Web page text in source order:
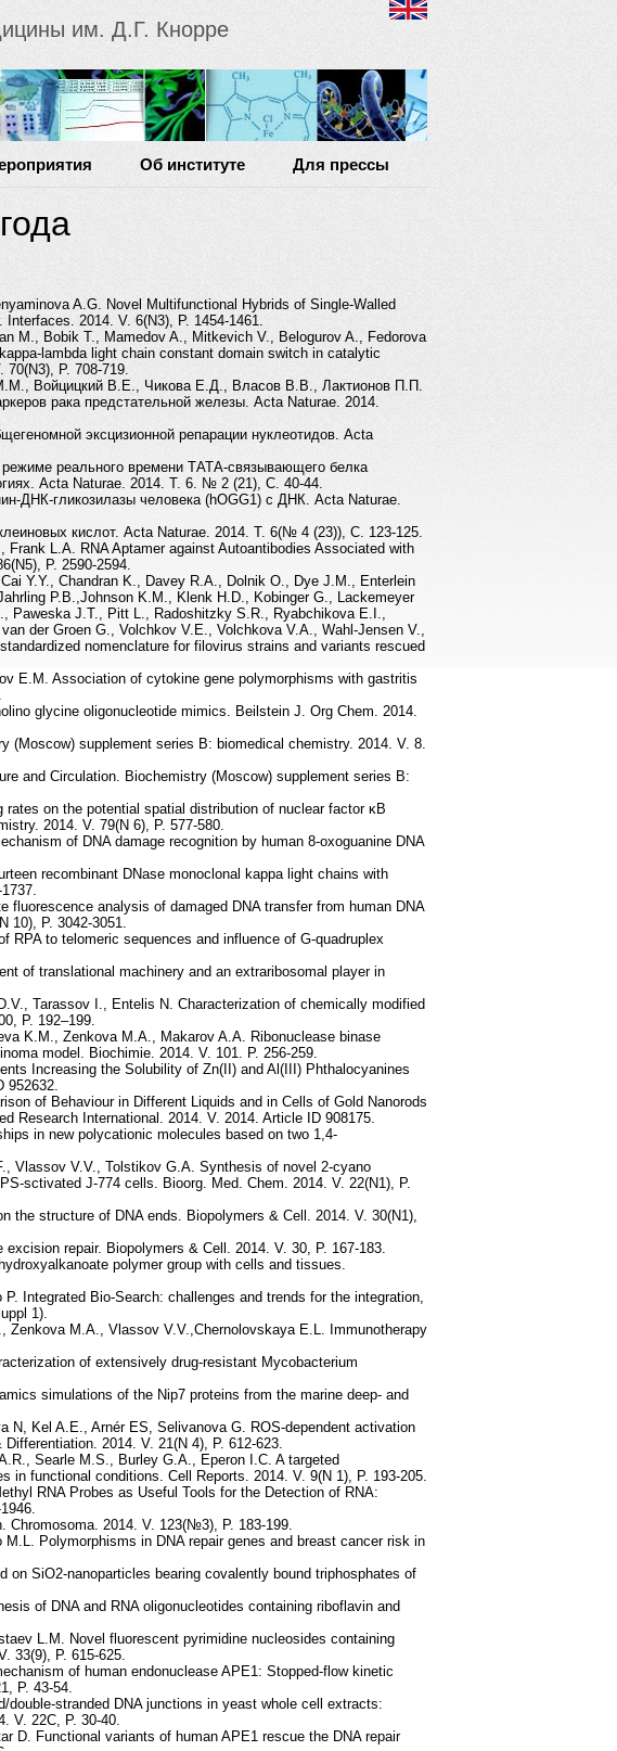
им. Д.Г. Кнорре
Об институте Для прессы
A.G. Novel Multifunctional Hybrids of Single-Walled
2014. V. 6(N3), P. 1454-1461.
M., Bobik T., Mamedov A., Mitkevich V., Belogurov A., Fedorova
lambda light chain constant domain switch in catalytic
P. 708-719.
Войцицкий В.Е., Чикова Е.Д., Власов В.В., Лактионов П.П.
рака предстательной железы. Acta Naturae. 2014.
эксцизионной репарации нуклеотидов. Acta
реального времени ТАТА-связывающего белка
Acta Naturae. 2014. Т. 6. № 2 (21), С. 40-44.
ДНК-гликозилазы человека (hOGG1) с ДНК. Acta Naturae.
кислот. Acta Naturae. 2014. T. 6(№ 4 (23)), C. 123-125.
L.A. RNA Aptamer against Autoantibodies Associated with
P. 2590-2594.
Y.Y., Chandran K., Davey R.A., Dolnik O., Dye J.M., Enterlein
P.B.,Johnson K.M., Klenk H.D., Kobinger G., Lackemeyer
Paweska J.T., Pitt L., Radoshitzky S.R., Ryabchikova E.I.,
der Groen G., Volchkov V.E., Volchkova V.A., Wahl-Jensen V.,
nomenclature for filovirus strains and variants rescued
E.M. Association of cytokine gene polymorphisms with gastritis
glycine oligonucleotide mimics. Beilstein J. Org Chem. 2014.
(Moscow) supplement series B: biomedical chemistry. 2014. V. 8.
and Circulation. Biochemistry (Moscow) supplement series B:
on the potential spatial distribution of nuclear factor κB
2014. V. 79(N 6), P. 577-580.
of DNA damage recognition by human 8-oxoguanine DNA
recombinant DNase monoclonal kappa light chains with
analysis of damaged DNA transfer from human DNA
10), P. 3042-3051.
to telomeric sequences and influence of G-quadruplex
of translational machinery and an extraribosomal player in
Tarassov I., Entelis N. Characterization of chemically modified
P. 192–199.
K.M., Zenkova M.A., Makarov A.A. Ribonuclease binase
model. Biochimie. 2014. V. 101. P. 256-259.
Increasing the Solubility of Zn(II) and Al(III) Phthalocyanines
952632.
of Behaviour in Different Liquids and in Cells of Gold Nanorods
Research International. 2014. V. 2014. Article ID 908175.
in new polycationic molecules based on two 1,4-
Vlassov V.V., Tolstikov G.A. Synthesis of novel 2-cyano
sctivated J-774 cells. Bioorg. Med. Chem. 2014. V. 22(N1), P.
the structure of DNA ends. Biopolymers & Cell. 2014. V. 30(N1),
repair. Biopolymers & Cell. 2014. V. 30, P. 167-183.
polymer group with cells and tissues.
Integrated Bio-Search: challenges and trends for the integration,
1).
M.A., Vlassov V.V.,Chernolovskaya E.L. Immunotherapy
of extensively drug-resistant Mycobacterium
simulations of the Nip7 proteins from the marine deep- and
Kel A.E., Arnér ES, Selivanova G. ROS-dependent activation
2014. V. 21(N 4), P. 612-623.
Searle M.S., Burley G.A., Eperon I.C. A targeted
in functional conditions. Cell Reports. 2014. V. 9(N 1), P. 193-205.
RNA Probes as Useful Tools for the Detection of RNA:
Chromosoma. 2014. V. 123(№3), P. 183-199.
Polymorphisms in DNA repair genes and breast cancer risk in
SiO2-nanoparticles bearing covalently bound triphosphates of
of DNA and RNA oligonucleotides containing riboflavin and
L.M. Novel fluorescent pyrimidine nucleosides containing
33(9), P. 615-625.
of human endonuclease APE1: Stopped-flow kinetic
P. 43-54.
stranded DNA junctions in yeast whole cell extracts:
V. 22C, P. 30-40.
D. Functional variants of human APE1 rescue the DNA repair